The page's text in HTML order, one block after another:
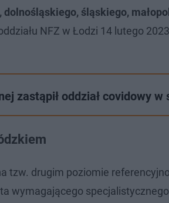
śląskiego,
NFZ w Łodzi 14 lutego
zastąpił oddział covidowy w
tzw. drugim poziomie
wymagającego